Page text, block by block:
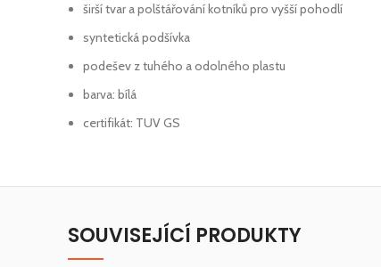
širší tvar a polštářování kotníků pro vyšší pohodlí
syntetická podšívka
podešev z tuhého a odolného plastu
barva: bílá
certifikát: TUV GS
SOUVISEJÍCÍ PRODUKTY